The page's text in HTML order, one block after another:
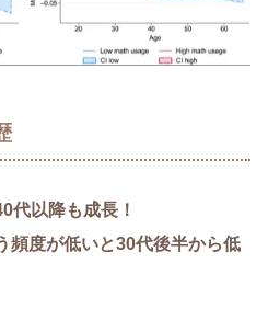
代以降も成長！
頻度が低いと30代後半から低